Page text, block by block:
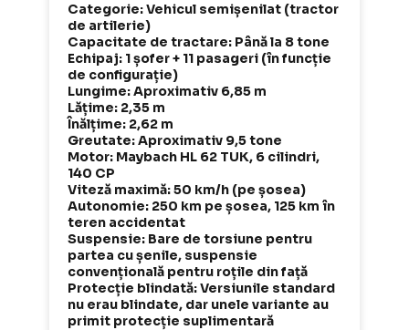
Categorie: Vehicul semișenilat (tractor
de artilerie)
Capacitate de tractare: Până la 8 tone
Echipaj: 1 șofer + 11 pasageri (în funcție
de configurație)
Lungime: Aproximativ 6,85 m
Lățime: 2,35 m
Înălțime: 2,62 m
Greutate: Aproximativ 9,5 tone
Motor: Maybach HL 62 TUK, 6 cilindri,
140 CP
Viteză maximă: 50 km/h (pe șosea)
Autonomie: 250 km pe șosea, 125 km în
teren accidentat
Suspensie: Bare de torsiune pentru
partea cu șenile, suspensie
convențională pentru roțile din față
Protecție blindată: Versiunile standard
nu erau blindate, dar unele variante au
primit protecție suplimentară